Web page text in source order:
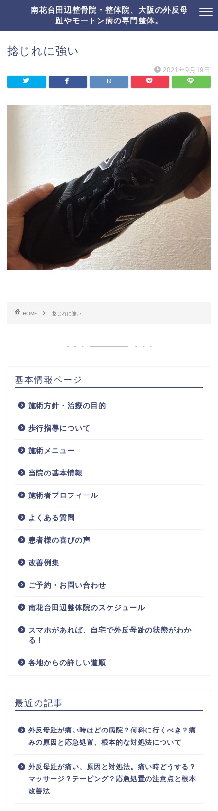
南花台田辺整骨院・整体院、大阪の外反母
趾やモートン病の専門整体。
捻じれに強い
2021年9月19日
HOME 捻じれに強い
基本情報ページ
施術方針・治療の目的
歩行指導について
施術メニュー
当院の基本情報
施術者プロフィール
よくある質問
患者様の喜びの声
改善例集
ご予約・お問い合わせ
南花台田辺整体院のスケジュール
スマホがあれば、自宅で外反母趾の状態がわか
る！
各地からの詳しい道順
最近の記事
外反母趾が痛い時はどの病院？何科に行くべき？痛
みの原因と応急処置、根本的な対処法について
外反母趾が痛い、原因と対処法。痛い時どうする？
マッサージ？テーピング？応急処置の注意点と根本
改善法